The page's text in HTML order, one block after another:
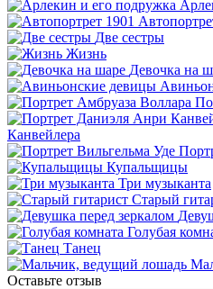
Две сестры
Жизнь
Девочка на
Канвейлера
Купальщицы
Три музыканта
Старый
Голубая
Танец
Оставьте отзыв